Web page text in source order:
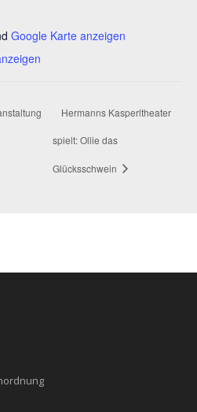
Google Karte anzeigen
Hermanns Kasperltheater
spielt: Ollie das
Glücksschwein